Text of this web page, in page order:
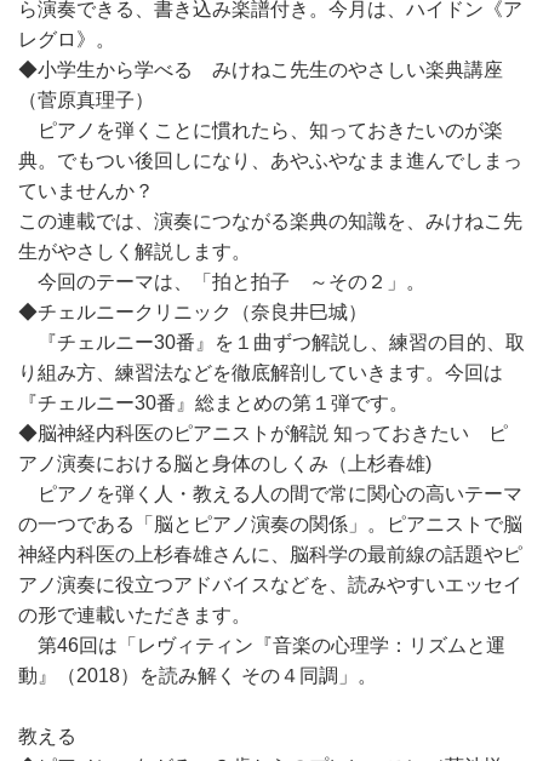
ら演奏できる、書き込み楽譜付き。今月は、ハイドン《ア
レグロ》。
◆小学生から学べる みけねこ先生のやさしい楽典講座
（菅原真理子）
ピアノを弾くことに慣れたら、知っておきたいのが楽
典。でもつい後回しになり、あやふやなまま進んでしまっ
ていませんか？
この連載では、演奏につながる楽典の知識を、みけねこ先
生がやさしく解説します。
今回のテーマは、「拍と拍子 ～その２」。
◆チェルニークリニック（奈良井巳城）
『チェルニー30番』を１曲ずつ解説し、練習の目的、取
り組み方、練習法などを徹底解剖していきます。今回は
『チェルニー30番』総まとめの第１弾です。
◆脳神経内科医のピアニストが解説 知っておきたい ピ
アノ演奏における脳と身体のしくみ（上杉春雄)
ピアノを弾く人・教える人の間で常に関心の高いテーマ
の一つである「脳とピアノ演奏の関係」。ピアニストで脳
神経内科医の上杉春雄さんに、脳科学の最前線の話題やピ
アノ演奏に役立つアドバイスなどを、読みやすいエッセイ
の形で連載いただきます。
第46回は「レヴィティン『音楽の心理学：リズムと運
動』（2018）を読み解く その４同調」。
教える